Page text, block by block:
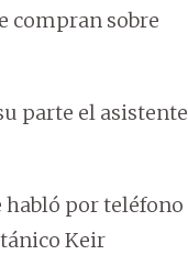
compran sobre
parte el asistente
habló por teléfono
Keir